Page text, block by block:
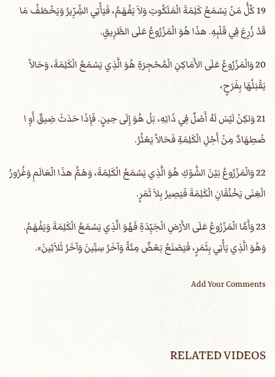
19 كُلُّ مَنْ يَسْمَعُ كَلِمَةَ الْمَلَكُوتِ وَلاَ يَفْهَمُ، فَيَأْتِي الشِّرِّيرُ وَيَخْطَفُ مَا
قَدْ زُرِعَ فِي قَلْبِهِ. هذَا هُوَ الْمَزْرُوعُ عَلَى الطَّرِيقِ.
20 وَالْمَزْرُوعُ عَلَى الأَمَاكِنِ الْمُحْجِرَةِ هُوَ الَّذِي يَسْمَعُ الْكَلِمَةَ، وَحَالاً
يَقْبَلُهَا بِفَرَحٍ،
21 وَلكِنْ لَيْسَ لَهُ أَصْلٌ فِي ذَاتِهِ، بَلْ هُوَ إِلَى حِينٍ. فَإِذَا حَدَثَ ضِيقٌ أَوِ ا
ضْطِهَادٌ مِنْ أَجْلِ الْكَلِمَةِ فَحَالاً يَعْثُرُ.
22 وَالْمَزْرُوعُ بَيْنَ الشَّوْكِ هُوَ الَّذِي يَسْمَعُ الْكَلِمَةَ، وَهَمُّ هذَا الْعَالَمِ وَغُرُورُ
الْغِنَى يَخْنُقَانِ الْكَلِمَةَ فَيَصِيرُ بِلاَ ثَمَرٍ.
23 وَأَمَّا الْمَزْرُوعُ عَلَى الأَرْضِ الْجَيِّدَةِ فَهُوَ الَّذِي يَسْمَعُ الْكَلِمَةَ وَيَفْهَمُ.
وَهُوَ الَّذِي يَأْتِي بِثَمَرٍ، فَيَصْنَعُ بَعْضٌ مِئَةً وَآخَرُ سِتِّينَ وَآخَرُ ثَلاَثِينَ».
Add Your Comments
RELATED VIDEOS